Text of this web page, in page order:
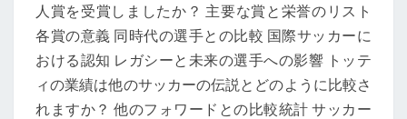
人賞を受賞しましたか？ 主要な賞と栄誉のリスト
各賞の意義 同時代の選手との比較 国際サッカーに
おける認知 レガシーと未来の選手への影響 トッテ
ィの業績は他のサッカーの伝説とどのように比較さ
れますか？ 他のフォワードとの比較統計 サッカー